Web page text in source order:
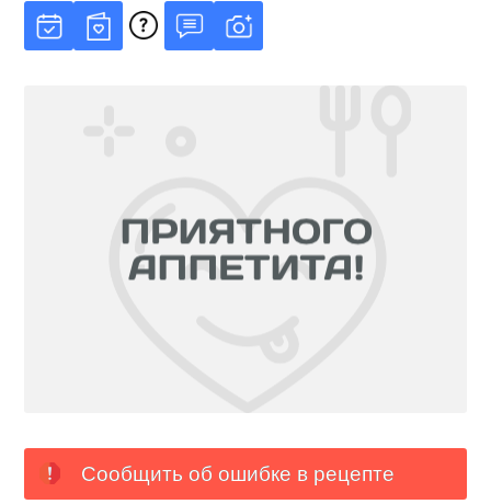
Сообщить об ошибке в рецепте